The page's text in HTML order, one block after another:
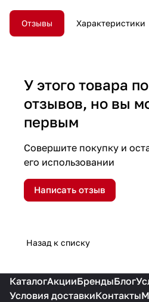
Отзывы Характеристики
У этого товара
отзывов, но вы
первым
Совершите покупку и
его использовании
Написать отзыв
Назад к списку
КаталогАкцииБрендыБлог
Условия доставкиКонтакты